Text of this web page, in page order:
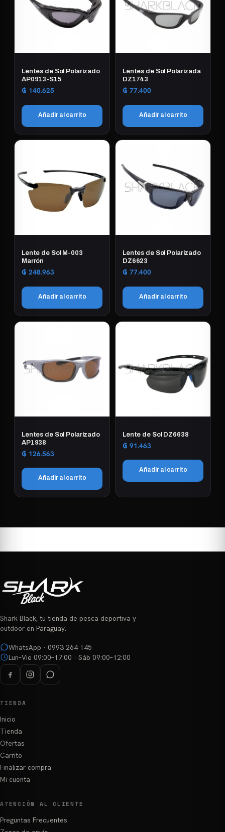
Lentes de Sol Polarizado
AP0913-S15
₲ 140.625
Añadir al carrito
Lentes de Sol Polarizada
DZ1743
₲ 77.400
Añadir al carrito
Lente de Sol M-003
Marrón
₲ 248.963
Añadir al carrito
Lentes de Sol Polarizado
DZ6623
₲ 77.400
Añadir al carrito
Lentes de Sol Polarizado
AP1938
₲ 126.563
Añadir al carrito
Lente de Sol DZ6638
₲ 91.463
Añadir al carrito
Shark Black, tu tienda de pesca deportiva y
outdoor en Paraguay.
WhatsApp · 0993 264 145
Lun–Vie 09:00–17:00 · Sáb 09:00–12:00
TIENDA
Inicio
Tienda
Ofertas
Carrito
Finalizar compra
Mi cuenta
ATENCIÓN AL CLIENTE
Preguntas Frecuentes